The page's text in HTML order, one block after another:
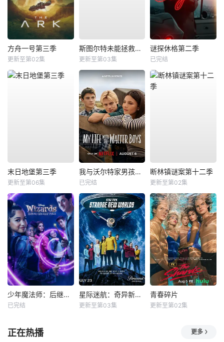
方舟一号第三季
更新至第02集
斯图尔特未能拯救宇宙
更新至第03集
谜探休格第二季
已完结
末日地堡第三季
更新至第06集
我与沃尔特家男孩的生活第三季
已完结
断林镇谜案第十二季
更新至第02集
少年魔法师：后继者第三季
已完结
星际迷航：奇异新世界第四季
更新至第03集
青春碎片
更新至第02集
正在热播 更多